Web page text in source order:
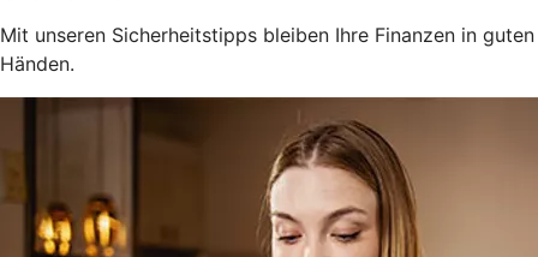
Mit unseren Sicherheitstipps bleiben Ihre Finanzen in guten
Händen.